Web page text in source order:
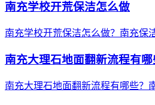
南充学校开荒保洁怎么做
南充学校开荒保洁怎么做？南充保
南充大理石地面翻新流程有哪
南充大理石地面翻新流程有哪些？